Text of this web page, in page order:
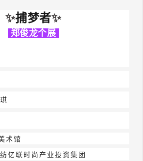
✨捕梦者✨
郑俊龙个展
术馆
亿联时尚产业投资集团